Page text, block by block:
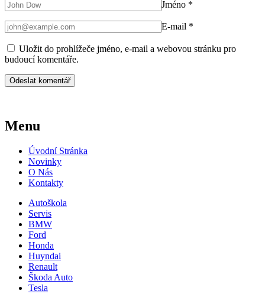
Jméno *
E-mail *
Uložit do prohlížeče jméno, e-mail a webovou stránku pro
budoucí komentáře.
Menu
Úvodní Stránka
Novinky
O Nás
Kontakty
Autoškola
Servis
BMW
Ford
Honda
Huyndai
Renault
Škoda Auto
Tesla